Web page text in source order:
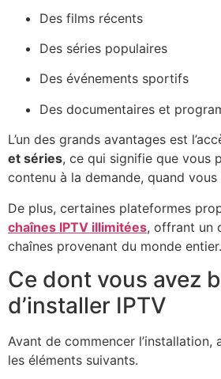
Des films récents
Des séries populaires
Des événements sportifs
Des documentaires et
L’un des grands avantages est
et séries, ce qui signifie que vous
contenu à la demande, quand vous
De plus, certaines plateformes
chaînes IPTV illimitées, offrant un
chaînes provenant du monde entier.
Ce dont vous avez
d’installer IPTV
Avant de commencer l’installation,
les éléments suivants.